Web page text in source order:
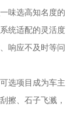
味选高知名度的
统适配的灵活度
响应不及时等问
选项目成为车主
擦、石子飞溅，